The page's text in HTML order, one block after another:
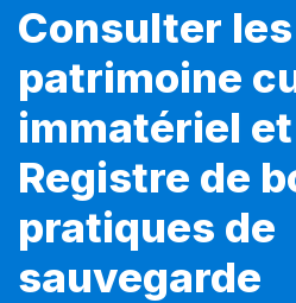
Consulter
patrimoine
immatériel
Registre de
pratiques de
sauvegarde